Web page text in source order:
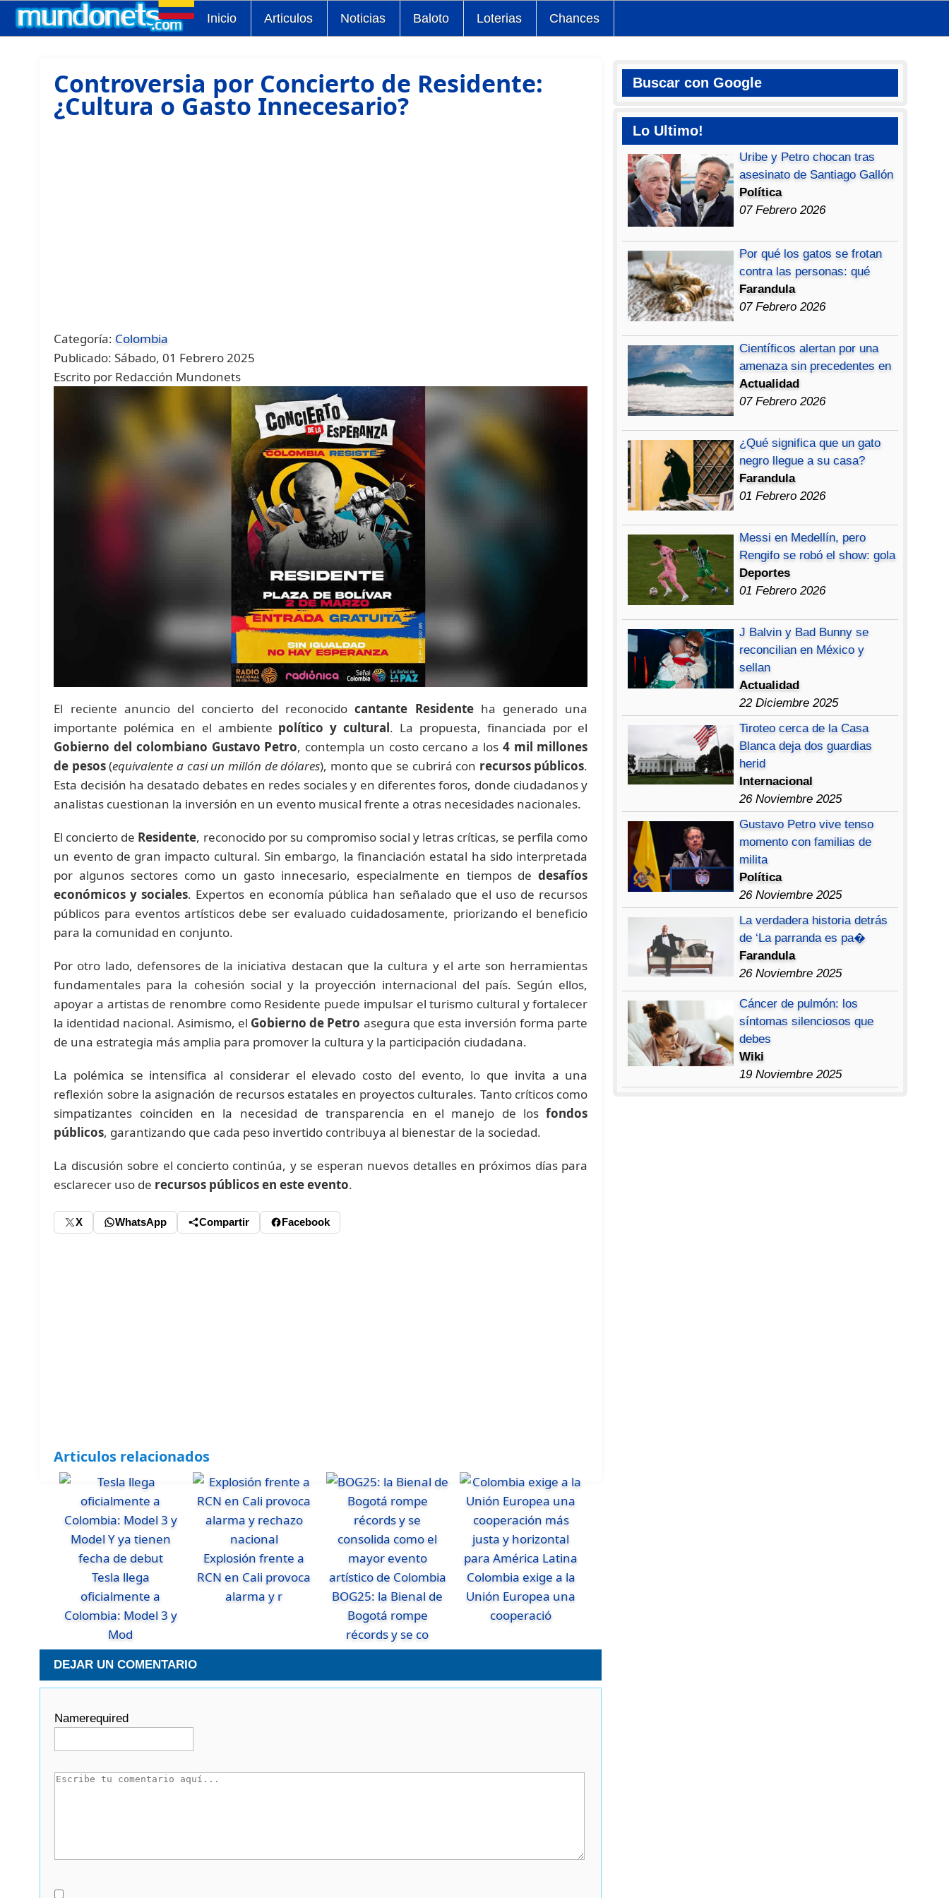
Inicio Articulos Noticias Baloto Loterias Chances
Controversia por Concierto de Residente:
¿Cultura o Gasto Innecesario?
Categoría: Colombia
Publicado: Sábado, 01 Febrero 2025
Escrito por Redacción Mundonets
El reciente anuncio del concierto del reconocidocantante Residenteha generado una
importante polémica en el ambiente político y cultural. La propuesta, financiada por el
Gobierno del colombiano Gustavo Petro, contempla un costo cercano a los 4 mil millones
de pesos(equivalente a casi un millón de dólares), monto que se cubrirá con recursos públicos.
Esta decisión ha desatado debates en redes sociales y en diferentes foros, donde ciudadanos y
analistas cuestionan la inversión en un evento musical frente a otras necesidades nacionales.
El concierto de Residente, reconocido por su compromiso social y letras críticas, se perfila como
un evento de gran impacto cultural. Sin embargo, la financiación estatal ha sido interpretada
por algunos sectores como un gasto innecesario, especialmente en tiempos dedesafíos
económicos y sociales. Expertos en economía pública han señalado que el uso de recursos
públicos para eventos artísticos debe ser evaluado cuidadosamente, priorizando el beneficio
para la comunidad en conjunto.
Por otro lado, defensores de la iniciativa destacan que la cultura y el arte son herramientas
fundamentales para la cohesión social y la proyección internacional del país. Según ellos,
apoyar a artistas de renombre como Residente puede impulsar el turismo cultural y fortalecer
la identidad nacional. Asimismo, el Gobierno de Petro asegura que esta inversión forma parte
de una estrategia más amplia para promover la cultura y la participación ciudadana.
La polémica se intensifica al considerar el elevado costo del evento, lo que invita a una
reflexión sobre la asignación de recursos estatales en proyectos culturales. Tanto críticos como
simpatizantes coinciden en la necesidad de transparencia en el manejo de losfondos
públicos, garantizando que cada peso invertido contribuya al bienestar de la sociedad.
La discusión sobre el concierto continúa, y se esperan nuevos detalles en próximos días para
esclarecer uso de recursos públicos en este evento.
X WhatsApp Compartir Facebook
Articulos relacionados
Tesla llega
oficialmente a
Colombia: Model 3 y
Mod
Explosión frente a
RCN en Cali provoca
alarma y r
BOG25: la Bienal de
Bogotá rompe
récords y se co
Colombia exige a la
Unión Europea una
cooperació
DEJAR UN COMENTARIO
Namerequired
Buscar con Google
Lo Ultimo!
Uribe y Petro chocan tras
asesinato de Santiago Gallón
Política
07 Febrero 2026
Por qué los gatos se frotan
contra las personas: qué
Farandula
07 Febrero 2026
Científicos alertan por una
amenaza sin precedentes en
Actualidad
07 Febrero 2026
¿Qué significa que un gato
negro llegue a su casa?
Farandula
01 Febrero 2026
Messi en Medellín, pero
Rengifo se robó el show: gola
Deportes
01 Febrero 2026
J Balvin y Bad Bunny se
reconcilian en México y
sellan
Actualidad
22 Diciembre 2025
Tiroteo cerca de la Casa
Blanca deja dos guardias
herid
Internacional
26 Noviembre 2025
Gustavo Petro vive tenso
momento con familias de
milita
Política
26 Noviembre 2025
La verdadera historia detrás
de ‘La parranda es pa�
Farandula
26 Noviembre 2025
Cáncer de pulmón: los
síntomas silenciosos que
debes
Wiki
19 Noviembre 2025